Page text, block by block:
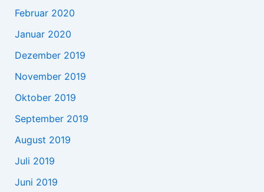
Februar 2020
Januar 2020
Dezember 2019
November 2019
Oktober 2019
September 2019
August 2019
Juli 2019
Juni 2019